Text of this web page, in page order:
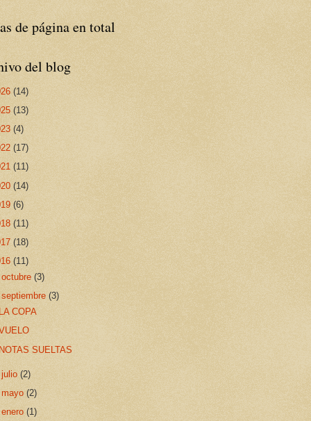
de página en total
del blog
(14)
(13)
(4)
(17)
(11)
(14)
(6)
(11)
(18)
(11)
octubre(3)
septiembre(3)
COPA
SUELTAS
julio(2)
mayo(2)
enero(1)